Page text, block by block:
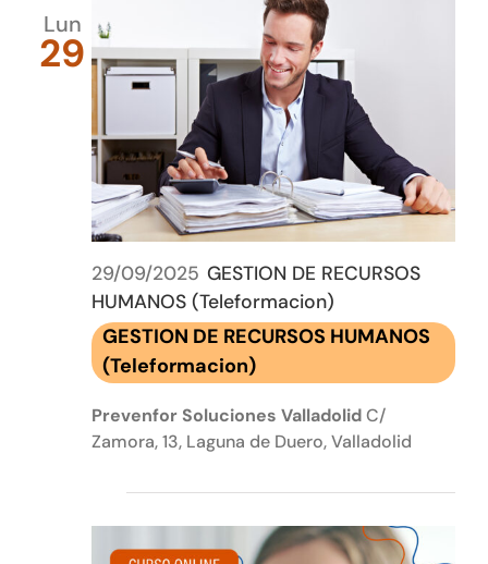
Lun
29
29/09/2025 GESTION DE RECURSOS
HUMANOS (Teleformacion)
GESTION DE RECURSOS HUMANOS
(Teleformacion)
Prevenfor Soluciones ValladolidC/
Zamora, 13, Laguna de Duero, Valladolid